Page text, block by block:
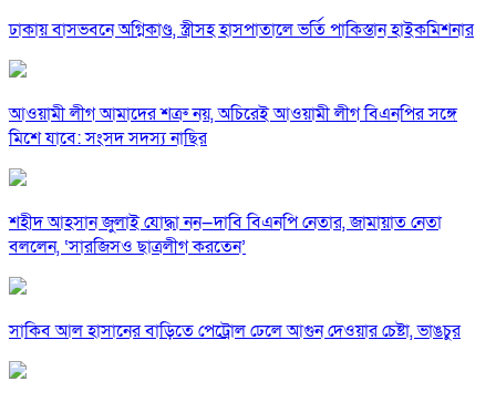
ঢাকায় বাসভবনে অগ্নিকাণ্ড, স্ত্রীসহ হাসপাতালে ভর্তি পাকিস্তান হাইকমিশনার
আওয়ামী লীগ আমাদের শত্রু নয়, অচিরেই আওয়ামী লীগ বিএনপির সঙ্গে
মিশে যাবে: সংসদ সদস্য নাছির
শহীদ আহসান জুলাই যোদ্ধা নন—দাবি বিএনপি নেতার, জামায়াত নেতা
বললেন, ‘সারজিসও ছাত্রলীগ করতেন’
সাকিব আল হাসানের বাড়িতে পেট্রোল ঢেলে আগুন দেওয়ার চেষ্টা, ভাঙচুর